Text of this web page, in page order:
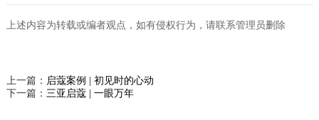
上述内容为转载或编者观点，如有侵权行为，请联系管理员删除
上一篇： 启蔻案例 | 初见时的心动
下一篇： 三亚启蔻 | 一眼万年